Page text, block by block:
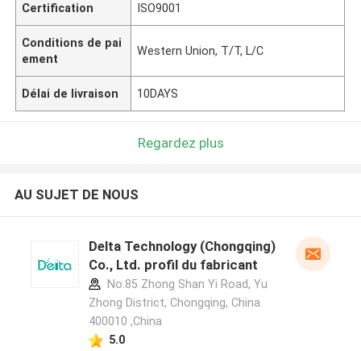
Certification ISO9001
Conditions de pai
ement
Western Union, T/T, L/C
Délai de livraison 10DAYS
Regardez plus
AU SUJET DE NOUS
Delta Technology (Chongqing)
Co., Ltd. profil du fabricant
No.85 Zhong Shan Yi Road, Yu
Zhong District, Chongqing, China.
400010 ,China
5.0